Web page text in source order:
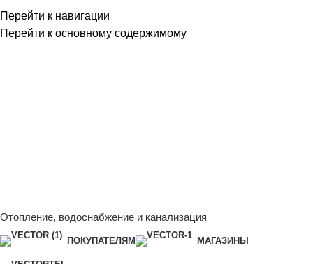
Перейти к навигации
Перейти к основному содержимому
Отопление, водоснабжение и канализация
ПОКУПАТЕЛЯМ МАГАЗИНЫ